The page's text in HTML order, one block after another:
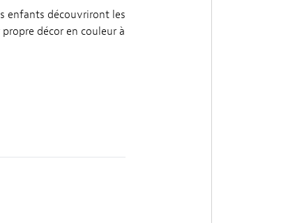
enfants découvriront les
propre décor en couleur à